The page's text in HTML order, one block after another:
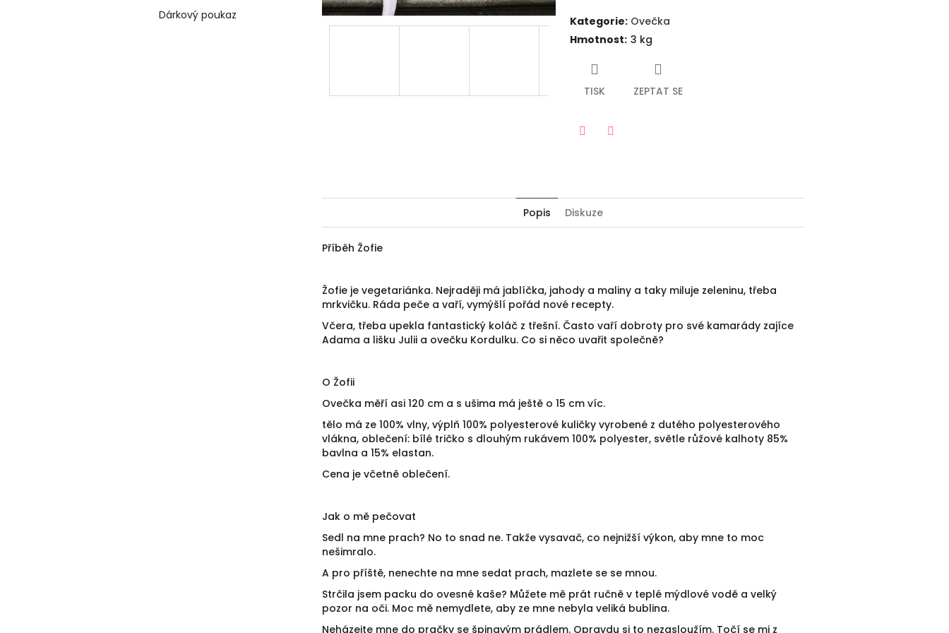
Dárkový poukaz
Kategorie: Ovečka
Hmotnost: 3 kg
TISK ZEPTAT SE
Popis Diskuze
Příběh Žofie
Žofie je vegetariánka. Nejraději má jablíčka, jahody a maliny a taky miluje zeleninu, třeba
mrkvičku. Ráda peče a vaří, vymýšlí pořád nové recepty.
Včera, třeba upekla fantastický koláč z třešní. Často vaří dobroty pro své kamarády zajíce
Adama a lišku Julii a ovečku Kordulku. Co si něco uvařit společně?
O Žofii
Ovečka měří asi 120 cm a s ušima má ještě o 15 cm víc.
tělo má ze 100% vlny, výplň 100% polyesterové kuličky vyrobené z dutého polyesterového
vlákna, oblečení: bílé tričko s dlouhým rukávem 100% polyester, světle růžové kalhoty 85%
bavlna a 15% elastan.
Cena je včetně oblečení.
Jak o mě pečovat
Sedl na mne prach? No to snad ne. Takže vysavač, co nejnižší výkon, aby mne to moc
nešimralo.
A pro příště, nenechte na mne sedat prach, mazlete se se mnou.
Strčila jsem packu do ovesné kaše? Můžete mě prát ručně v teplé mýdlové vodě a velký
pozor na oči. Moc mě nemydlete, aby ze mne nebyla veliká bublina.
Neházejte mne do pračky se špinavým prádlem. Opravdu si to nezasloužím. Točí se mi z